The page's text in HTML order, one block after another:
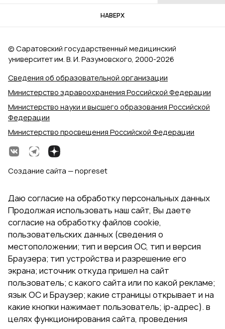
НАВЕРХ
Сведения об образовательной организации
Министерство здравоохранения Российской Федерации
Министерство науки и высшего образования Российской
Федерации
Министерство просвещения Российской Федерации
© Саратовский государственный медицинский
университет им. В. И. Разумовского, 2000‑2026
Создание сайта — nopreset
Даю согласие на обработку персональных данных
Продолжая использовать наш сайт, Вы даете
согласие на обработку файлов cookie,
пользовательских данных (сведения о
местоположении; тип и версия ОС, тип и версия
Браузера; тип устройства и разрешение его
экрана; источник откуда пришел на сайт
пользователь; с какого сайта или по какой рекламе;
язык ОС и Браузер; какие страницы открывает и на
какие кнопки нажимает пользователь; ip-адрес). в
целях функционирования сайта, проведения